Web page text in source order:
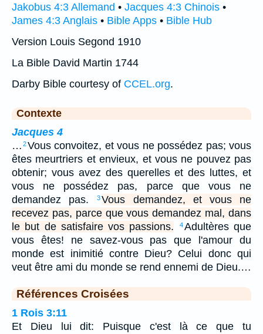
Jakobus 4:3 Allemand • Jacques 4:3 Chinois •
James 4:3 Anglais • Bible Apps • Bible Hub
Version Louis Segond 1910
La Bible David Martin 1744
Darby Bible courtesy of CCEL.org.
Contexte
Jacques 4
… 2Vous convoitez, et vous ne possédez pas; vous
êtes meurtriers et envieux, et vous ne pouvez pas
obtenir; vous avez des querelles et des luttes, et
vous ne possédez pas, parce que vous ne
demandez pas.
3Vous demandez, et vous ne
recevez pas, parce que vous demandez mal, dans
le but de satisfaire vos passions.
4Adultères que
vous êtes! ne savez-vous pas que l'amour du
monde est inimitié contre Dieu? Celui donc qui
veut être ami du monde se rend ennemi de Dieu.…
Références Croisées
1 Rois 3:11
Et Dieu lui dit: Puisque c'est là ce que tu